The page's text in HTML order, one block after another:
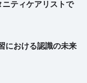
ティケアリストで
における認識の未来